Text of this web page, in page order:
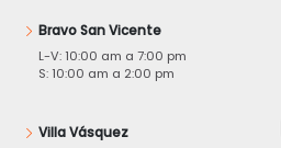
Bravo San Vicente
L-V: 10:00 am a 7:00 pm
S: 10:00 am a 2:00 pm
Villa Vásquez